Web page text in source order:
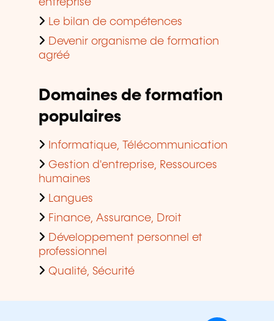
Le bilan de compétences
Devenir organisme de formation
agréé
Domaines de formation
populaires
Informatique, Télécommunication
Gestion d'entreprise, Ressources
humaines
Langues
Finance, Assurance, Droit
Développement personnel et
professionnel
Qualité, Sécurité